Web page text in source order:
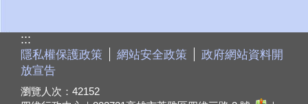
:::
隱私權保護政策 網站安全政策
政府網站資料開
放宣告
瀏覽人次： 42152